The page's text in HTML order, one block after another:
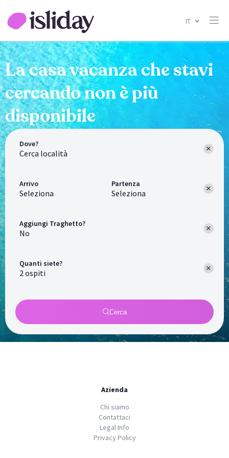
IT
La casa vacanza che stavi
cercando non è più
disponibile
Dove?
Arrivo
Seleziona
Partenza
Seleziona
Quanti siete?
Aggiungi Traghetto?
No
Cerca
Azienda
Chi siamo
Contattaci
Legal Info
Privacy Policy